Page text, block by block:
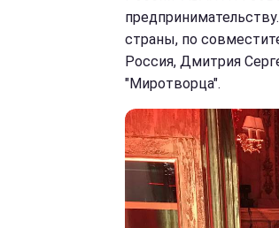
страны, по
Россия, Дмитрия
"Миротворца".